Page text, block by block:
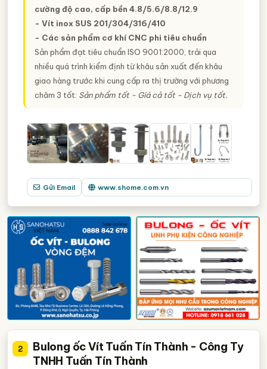
cường độ cao, cấp bền 4.8/5.6/8.8/12.9
- Vít inox SUS 201/304/316/410
- Các sản phẩm cơ khí CNC phi tiêu chuẩn
Sản phẩm đạt tiêu chuẩn ISO 9001:2000, trải qua
nhiều quá trình kiểm định từ khâu sản xuất đến khâu
giao hàng trước khi cung cấp ra thị trường với phương
châm 3 tốt: Sản phẩm tốt - Giá cả tốt - Dịch vụ tốt.
Gửi Email www.shome.com.vn
2
Bulong ốc Vít Tuấn Tín Thành - Công Ty
TNHH Tuấn Tín Thành